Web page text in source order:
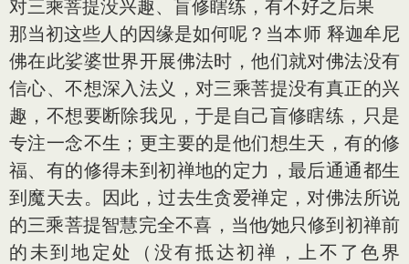
对三乘菩提没兴趣、盲修瞎练，有不好之后果
那当初这些人的因缘是如何呢？当本师 释迦牟尼
佛在此娑婆世界开展佛法时，他们就对佛法没有
信心、不想深入法义，对三乘菩提没有真正的兴
趣，不想要断除我见，于是自己盲修瞎练，只是
专注一念不生；更主要的是他们想生天，有的修
福、有的修得未到初禅地的定力，最后通通都生
到魔天去。因此，过去生贪爱禅定，对佛法所说
的三乘菩提智慧完全不喜，当他∕她只修到初禅前
的未到地定处（没有抵达初禅，上不了色界